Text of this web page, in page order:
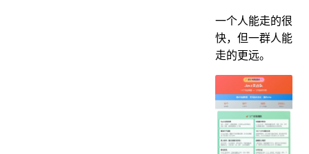
一个人能走的很
快，但一群人能
走的更远。